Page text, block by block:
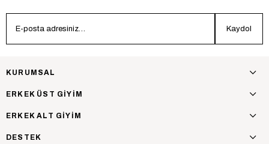
Kaydol
KURUMSAL
ERKEK ÜST GİYİM
ERKEK ALT GİYİM
DESTEK